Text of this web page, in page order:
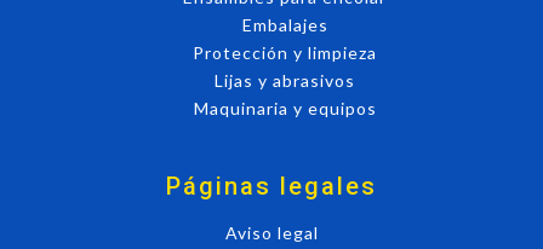
Embalajes
Protección y limpieza
Lijas y abrasivos
Maquinaria y equipos
Páginas legales
Aviso legal